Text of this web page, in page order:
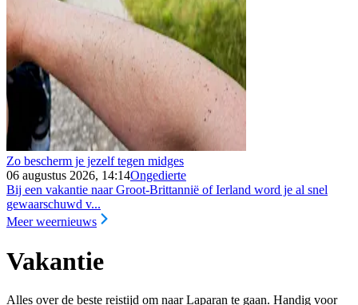
Zo bescherm je jezelf tegen midges
06 augustus 2026, 14:14Ongedierte
Bij een vakantie naar Groot-Brittannië of Ierland word je al snel
gewaarschuwd v...
Meer weernieuws
Vakantie
Alles over de beste reistijd om naar Laparan te gaan. Handig voor